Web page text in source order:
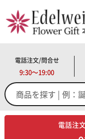
電話注文/問合せ
9:30～19:00
電話注